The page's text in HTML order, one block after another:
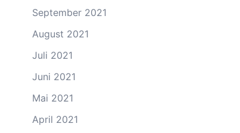
September 2021
August 2021
Juli 2021
Juni 2021
Mai 2021
April 2021